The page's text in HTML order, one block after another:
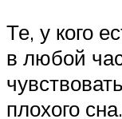
Те, у кого
в любой
плохого